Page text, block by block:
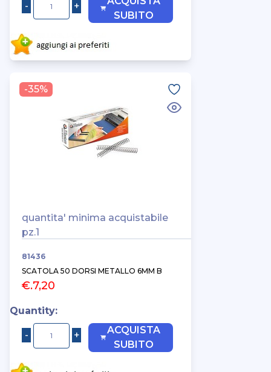
SUBITO
quantita' minima acquistabile
pz.1
81436
SCATOLA 50 DORSI METALLO 6MM B
€.7,20
Quantity:
ACQUISTA
SUBITO
-35%